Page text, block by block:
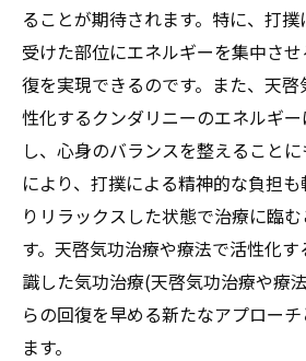
ることが期待されます。特に、打
受けた部位にエネルギーを集中さ
復を実現できるのです。また、天
性化するクンダリニーのエネルギ
し、心身のバランスを整えること
により、打撲による精神的な負担
りリラックスした状態で治療に臨
す。天啓気功治療や療法で活性化
識した気功治療(天啓気功治療や療
らの回復を早める新たなアプロー
ます。